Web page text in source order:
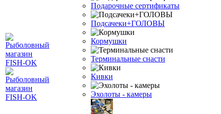
Подарочные сертификаты
Подсачеки+ГОЛОВЫ
Кормушки
Терминальные снасти
Кивки
Эхолоты - камеры